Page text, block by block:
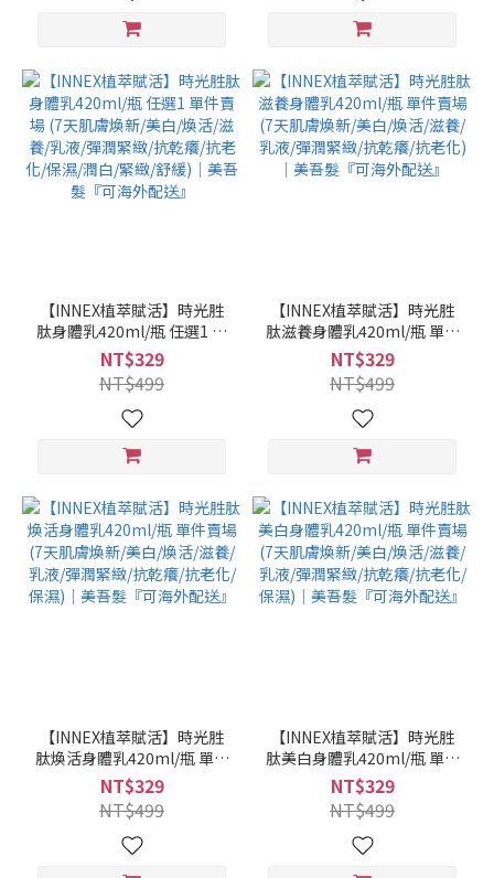
【INNEX植萃賦活】時光胜
肽身體乳420ml/瓶 任選1 單
件賣場 (7天肌膚煥新/美白/
煥活/滋養/乳液/彈潤緊緻/抗
乾癢/抗老化/保濕/潤白/緊緻/
舒緩)｜美吾髮『可海外配
NT$329
NT$499
【INNEX植萃賦活】時光胜
肽滋養身體乳420ml/瓶 單件
賣場 (7天肌膚煥新/美白/煥
活/滋養/乳液/彈潤緊緻/抗乾
癢/抗老化)｜美吾髮『可海外
配送』
NT$329
NT$499
【INNEX植萃賦活】時光胜
肽煥活身體乳420ml/瓶 單件
賣場 (7天肌膚煥新/美白/煥
活/滋養/乳液/彈潤緊緻/抗乾
癢/抗老化/保濕)｜美吾髮
『可海外配送』
NT$329
NT$499
【INNEX植萃賦活】時光胜
肽美白身體乳420ml/瓶 單件
賣場 (7天肌膚煥新/美白/煥
活/滋養/乳液/彈潤緊緻/抗乾
癢/抗老化/保濕)｜美吾髮
『可海外配送』
NT$329
NT$499